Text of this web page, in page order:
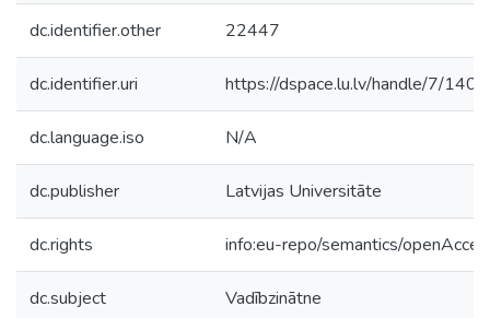
dc.identifier.other 22447
dc.identifier.uri https://dspace.lu.lv/handle/7/
dc.language.iso N/A
dc.publisher Latvijas Universitāte
dc.rights info:eu-repo/semantics/
dc.subject Vadībzinātne